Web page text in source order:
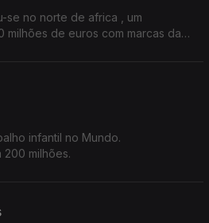
se no norte de africa , um
milhões de euros com marcas da
infantil no Mundo.
200 milhões.